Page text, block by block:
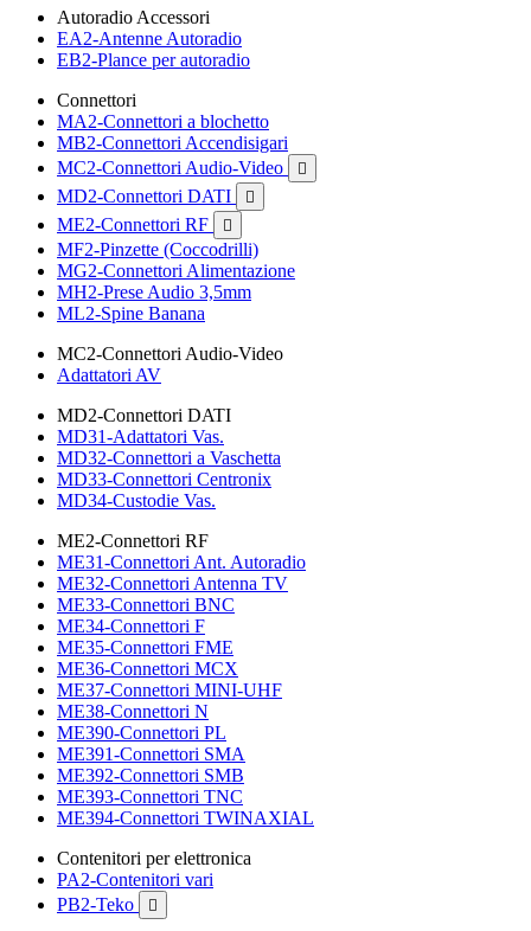
Autoradio Accessori
EA2-Antenne Autoradio
EB2-Plance per autoradio
Connettori
MA2-Connettori a blochetto
MB2-Connettori Accendisigari
MC2-Connettori Audio-Video

MD2-Connettori DATI 
ME2-Connettori RF 
MF2-Pinzette (Coccodrilli)
MG2-Connettori Alimentazione
MH2-Prese Audio 3,5mm
ML2-Spine Banana
MC2-Connettori Audio-Video
Adattatori AV
MD2-Connettori DATI
MD31-Adattatori Vas.
MD32-Connettori a Vaschetta
MD33-Connettori Centronix
MD34-Custodie Vas.
ME2-Connettori RF
ME31-Connettori Ant. Autoradio
ME32-Connettori Antenna TV
ME33-Connettori BNC
ME34-Connettori F
ME35-Connettori FME
ME36-Connettori MCX
ME37-Connettori MINI-UHF
ME38-Connettori N
ME390-Connettori PL
ME391-Connettori SMA
ME392-Connettori SMB
ME393-Connettori TNC
ME394-Connettori TWINAXIAL
Contenitori per elettronica
PA2-Contenitori vari
PB2-Teko
